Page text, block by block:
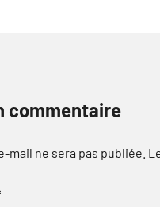
commentaire
mail ne sera pas publiée.